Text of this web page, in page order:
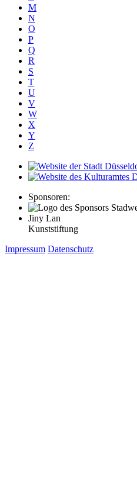
M
N
O
P
Q
R
S
T
U
V
W
X
Y
Z
Sponsoren:
Jiny Lan
Kunststiftung
Impressum Datenschutz